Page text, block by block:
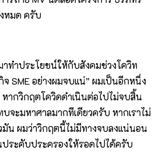
หมด ครับ
ทำประโยชน์ให้กับสังคมช่วงโควิท
จ SME อย่างผมจบแน่” ผมเป็นอีกหนึ่ง
ากวิกฤตโควิดดำเนินต่อไปไม่จบสิ้น
จะมหาศาลมากทีเดียวครับ หากเราไม่
มัน ผมว่าวิกฤตนี้ไม่มีทางจบลงแน่นอน
ระคับประครองให้รอดไปได้ครับ